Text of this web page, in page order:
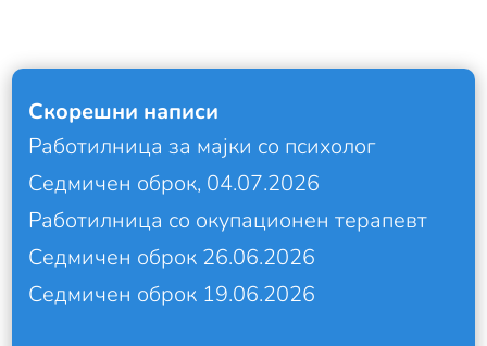
Скорешни написи
Работилница за мајки со психолог
Седмичен оброк, 04.07.2026
Работилница со окупационен терапевт
Седмичен оброк 26.06.2026
Седмичен оброк 19.06.2026